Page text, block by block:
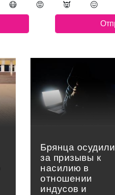
😷 😡 👿 😖
Брянца осудили
за призывы к
насилию в
отношении
индусов и